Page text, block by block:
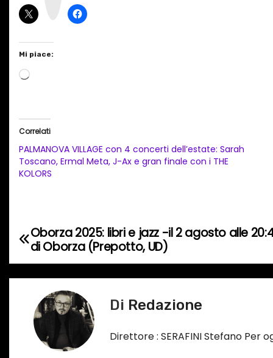
Mi piace:
C
a
m
t
o
i
n
o
Correlati
PALMANOVA VILLAGE con 4 concerti dell’estate: Sarah
Toscano, Ermal Meta, J-Ax e gran finale con i THE
KOLORS
N
a
Oborza 2025: libri e jazz -il 2 agosto alle
di Oborza (Prepotto, UD)
Di Redazione
Direttore : SERAFINI Stefano